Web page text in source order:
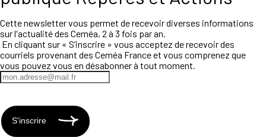
Cette newsletter vous permet de recevoir diverses informations
sur l'actualité des Ceméa, 2 à 3 fois par an.
En cliquant sur « S’inscrire » vous acceptez de recevoir des
courriels provenant des Ceméa France et vous comprenez que
vous pouvez vous en désabonner à tout moment.
S'inscrire